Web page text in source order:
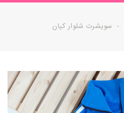
سویشرت شلوار کیان